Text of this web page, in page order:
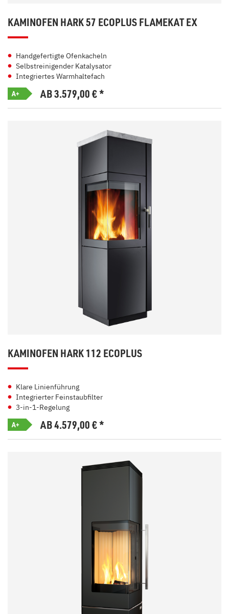
KAMINOFEN HARK 57 ECOPLUS FLAMEKAT EX
Handgefertigte Ofenkacheln
Selbstreinigender Katalysator
Integriertes Warmhaltefach
A+ AB 3.579,00€*
KAMINOFEN HARK 112 ECOPLUS
Klare Linienführung
Integrierter Feinstaubfilter
3-in-1-Regelung
A+ AB 4.579,00€*